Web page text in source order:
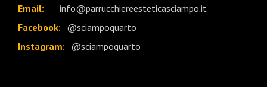
Email:
info@parrucchiereesteticasciampo.it
Facebook: @sciampoquarto
Instagram: @sciampoquarto